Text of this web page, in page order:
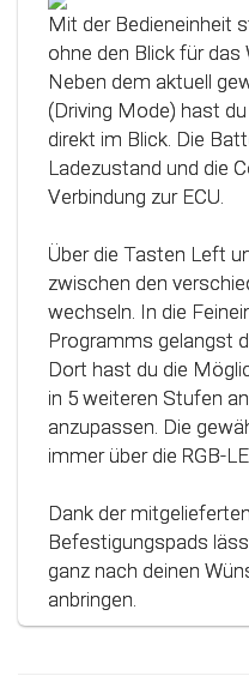
Mit der Bedieneinheit
ohne den Blick für das
Neben dem aktuell
(Driving Mode) hast
direkt im Blick. Die
Ladezustand und die
Verbindung zur ECU.
Über die Tasten Left
zwischen den
wechseln. In die
Programms gelangst
Dort hast du die
in 5 weiteren Stufen
anzupassen. Die
immer über die RGB-
Dank der
Befestigungspads
ganz nach deinen
anbringen.
intelligente
Einbau des IOPEDAL
Informationen des
analysiert und zu
Kennfeld verarbeitet.
einzelnen Fahrmodi
automatisch an die
Technologie werden
Fahrzeuges erkannt
werden.